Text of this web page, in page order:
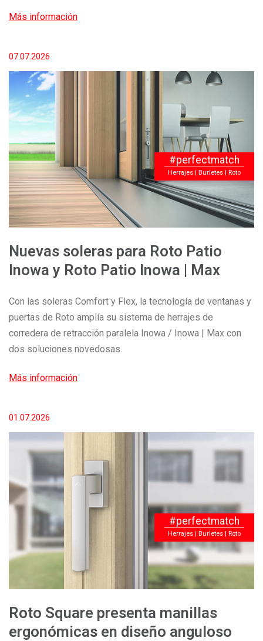
Más información
#perfectmatch
Herrajes | Burletes | Roto
07.07.2026
Nuevas soleras para Roto Patio
Inowa y Roto Patio Inowa | Max
Con las soleras Comfort y Flex, la tecnología de ventanas y
puertas de Roto amplía su sistema de herrajes de
corredera de retracción paralela Inowa / Inowa | Max con
dos soluciones novedosas.
Más información
#perfectmatch
Herrajes | Burletes | Roto
01.07.2026
Roto Square presenta manillas
ergonómicas en diseño anguloso